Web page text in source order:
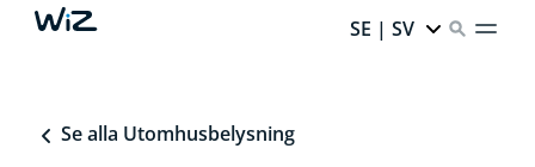
SE | SV
Se alla Utomhusbelysning